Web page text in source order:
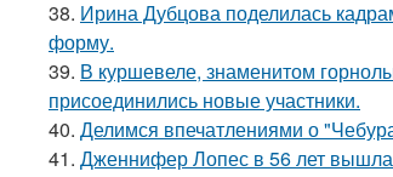
38. Ирина Дубцова поделилась
форму.
39. В куршевеле, знаменитом
присоединились новые участники.
40. Делимся впечатлениями о
41. Дженнифер Лопес в 56 лет вышла